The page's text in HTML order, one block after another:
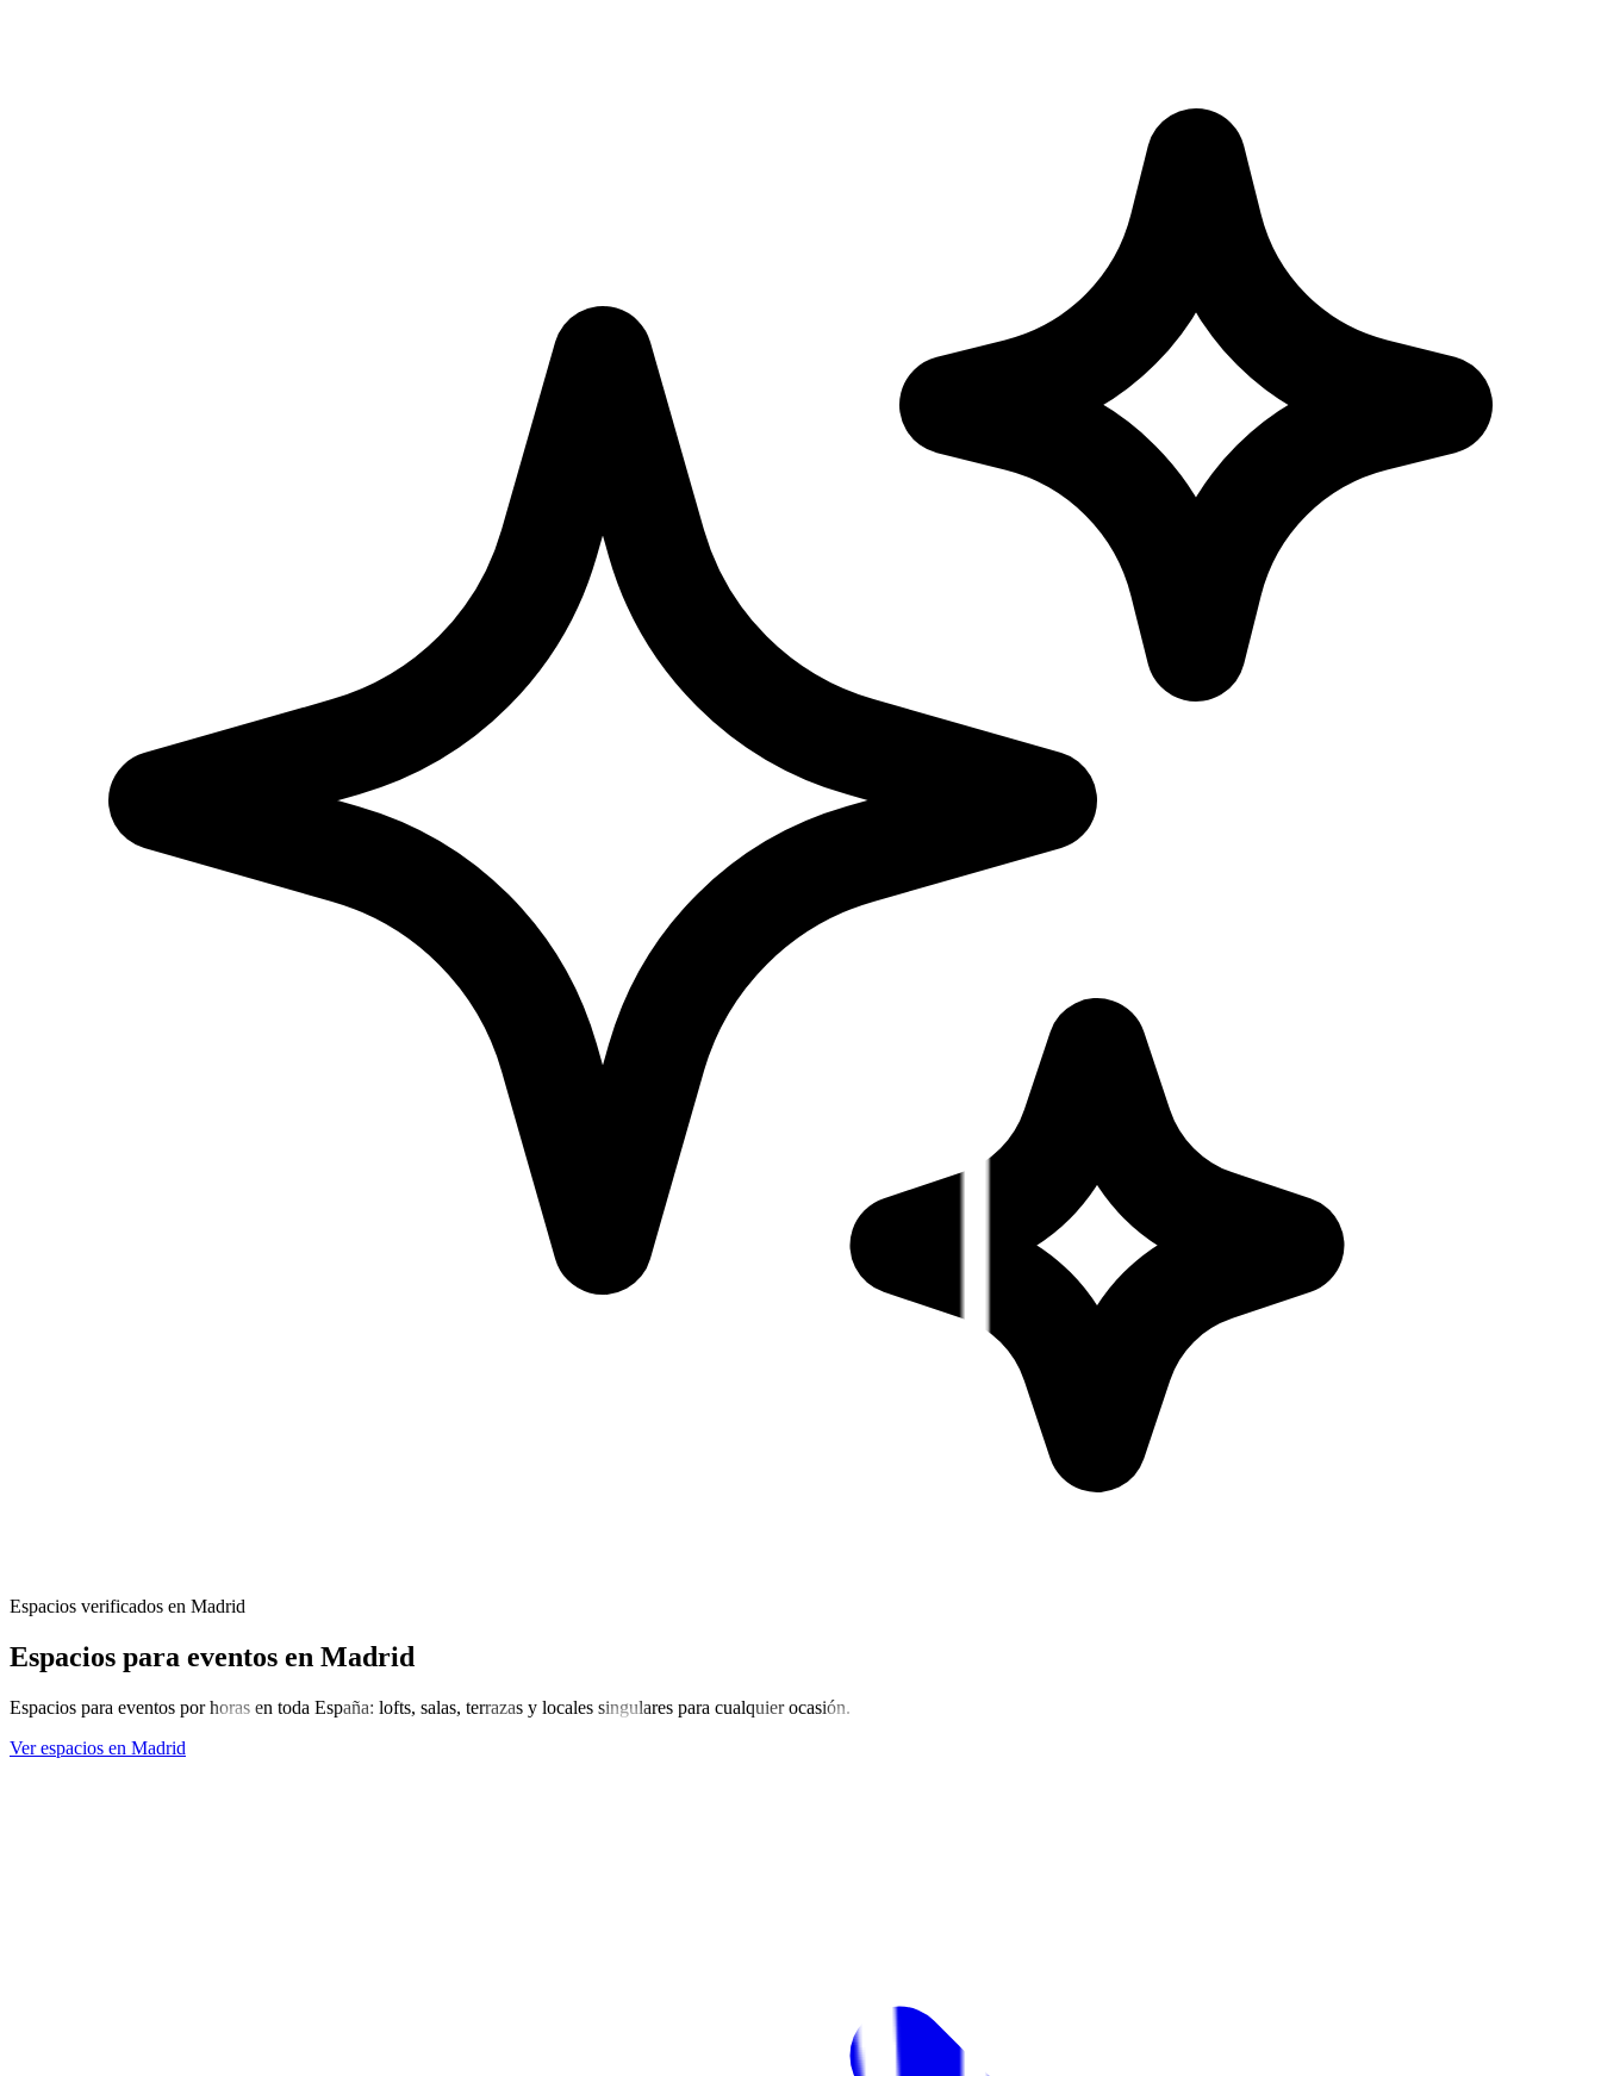
Espacios verificados en Madrid
Espacios para eventos en Madrid
Espacios para eventos por horas en toda España: lofts, salas, terrazas y locales singulares para cualquier ocasión.
Ver espacios en Madrid